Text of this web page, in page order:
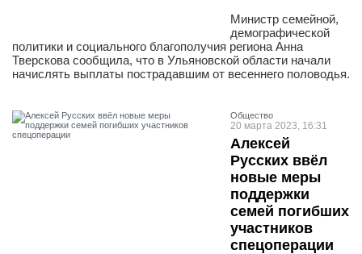
Министр семейной,
демографической
политики и социального благополучия региона Анна
Тверскова сообщила, что в Ульяновской области начали
начислять выплаты пострадавшим от весеннего половодья.
Общество
20 марта 2023, 16:31
Алексей
Русских ввёл
новые меры
поддержки
семей погибших
участников
спецоперации